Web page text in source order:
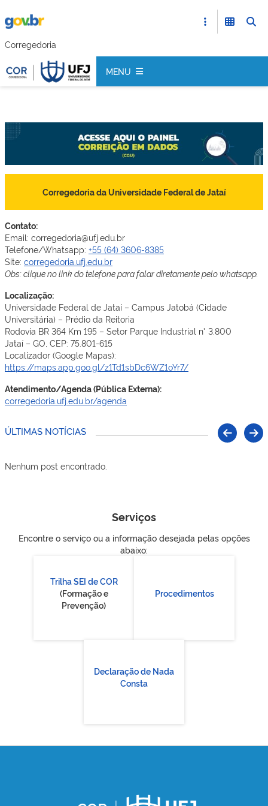
Corregedoria
MENU
Corregedoria da Universidade Federal de Jataí
Contato:
Email: corregedoria@ufj.edu.br
Telefone/Whatsapp: +55 (64) 3606-8385
Site: corregedoria.ufj.edu.br
Obs: clique no link do telefone para falar diretamente pelo whatsapp.
Localização:
Universidade Federal de Jataí – Campus Jatobá (Cidade
Universitária) – Prédio da Reitoria
Rodovia BR 364 Km 195 – Setor Parque Industrial n° 3.800
Jataí – GO, CEP: 75.801-615
Localizador (Google Mapas):
https://maps.app.goo.gl/z1Td1sbDc6WZ1oYr7/
Atendimento/Agenda (Pública Externa):
corregedoria.ufj.edu.br/agenda
ÚLTIMAS NOTÍCIAS
Nenhum post encontrado.
Serviços
Encontre o serviço ou a informação desejada pelas opções
abaixo:
Trilha SEI de COR
(Formação e
Prevenção)
Procedimentos
Declaração de Nada
Consta